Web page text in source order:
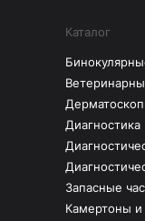
Каталог
Диагностика
Запасные
Камертоны